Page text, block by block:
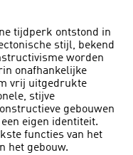
tijdperk ontstond in
stijl, bekend
worden
onafhankelijke
vrij uitgedrukte
stijve
gebouwen
eigen identiteit.
functies van het
het gebouw.